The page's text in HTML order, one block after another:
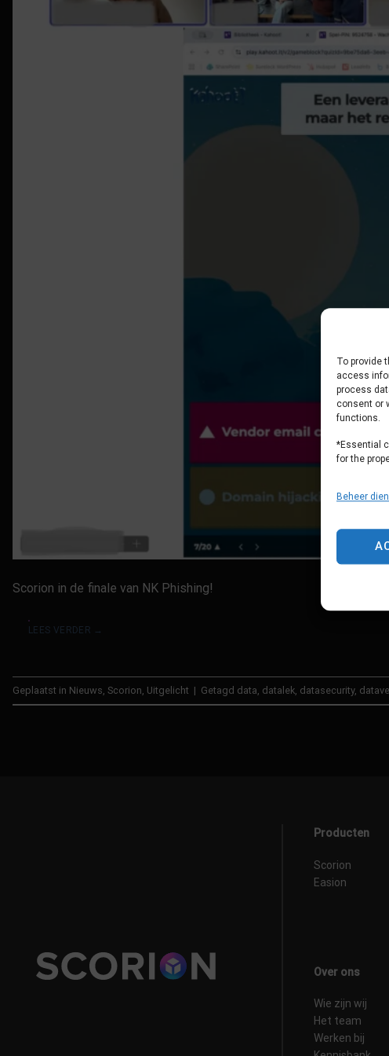
To provide
access
process
consent or
functions.
*Essential
for the
Beheer
Scorion in de finale van NK Phishing!
LEES VERDER →
Geplaatst in Nieuws Scorion Uitgelicht | Getagd data datalek datasecurity,
Producten
Scorion
Easion
Over ons
Wie zijn wij
Het team
Werken bij